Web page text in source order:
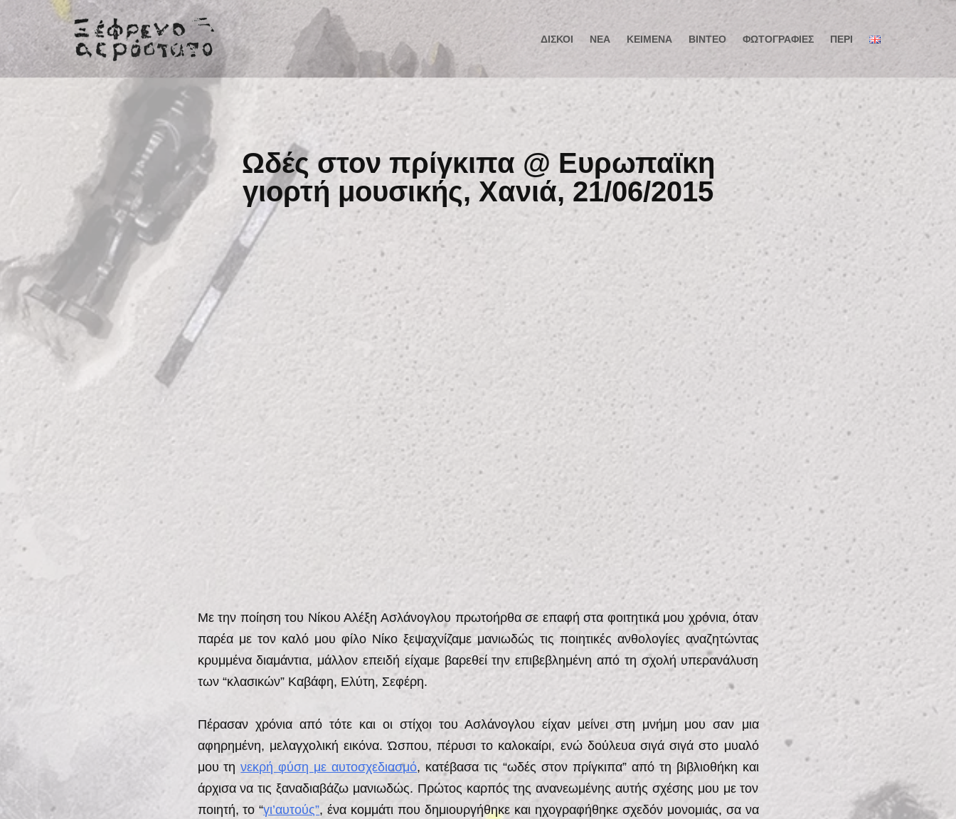
Μεταπηδήστε
στο
ΔΊΣΚΟΙ ΝΈΑ ΚΕΊΜΕΝΑ ΒΊΝΤΕΟ ΦΩΤΟΓΡΑΦΊΕΣ ΠΕΡΊ
Ωδές στον πρίγκιπα @ Ευρωπαϊκη
γιορτή μουσικής, Χανιά, 21/06/2015
Με την ποίηση του Νίκου Αλέξη Ασλάνογλου πρωτοήρθα σε επαφή στα φοιτητικά μου χρόνια, όταν
παρέα με τον καλό μου φίλο Νίκο ξεψαχνίζαμε μανιωδώς τις ποιητικές ανθολογίες αναζητώντας
κρυμμένα διαμάντια, μάλλον επειδή είχαμε βαρεθεί την επιβεβλημένη από τη σχολή υπερανάλυση
των “κλασικών” Καβάφη, Ελύτη, Σεφέρη.
Πέρασαν χρόνια από τότε και οι στίχοι του Ασλάνογλου είχαν μείνει στη μνήμη μου σαν μια
αφηρημένη, μελαγχολική εικόνα. Ώσπου, πέρυσι το καλοκαίρι, ενώ δούλευα σιγά σιγά στο μυαλό
μου τηνεκρή φύση με αυτοσχεδιασμό, κατέβασα τις “ωδές στον πρίγκιπα” από τη βιβλιοθήκη και
άρχισα να τις ξαναδιαβάζω μανιωδώς. Πρώτος καρπός της ανανεωμένης αυτής σχέσης μου με τον
ποιητή, το “γι’αυτούς”, ένα κομμάτι που δημιουργήθηκε και ηχογραφήθηκε σχεδόν μονομιάς, σα να